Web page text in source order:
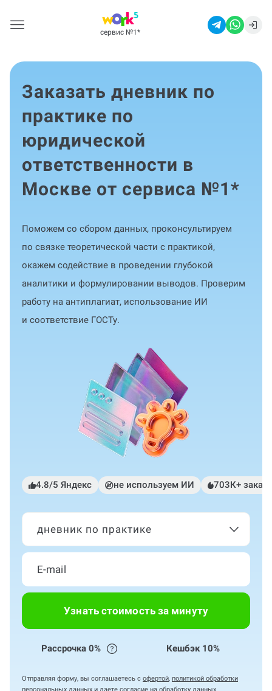
сервис №1 *
Заказать дневник по
практике по
юридической
ответственности в
Москве от сервиса №1*
Поможем со сбором данных, проконсультируем
по связке теоретической части с практикой,
окажем содействие в проведении глубокой
аналитики и формулировании выводов. Проверим
работу на антиплагиат, использование ИИ
и соответствие ГОСТу.
4.8/5 Яндекс не используем ИИ 703К+
дневник по практике
Узнать стоимость за минуту
Рассрочка 0% Кешбэк 10%
Отправляя форму, вы соглашаетесь с офертой, политикой обработки